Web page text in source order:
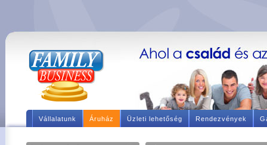
Vállalatunk Áruház Üzleti lehetőség Rendezvények